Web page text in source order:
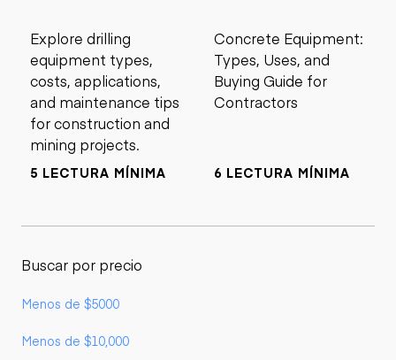
Explore drilling
equipment types,
costs, applications,
and maintenance tips
for construction and
mining projects.
5 LECTURA MÍNIMA
Concrete Equipment:
Types, Uses, and
Buying Guide for
Contractors
6 LECTURA MÍNIMA
Buscar por precio
Menos de $5000
Menos de $10,000